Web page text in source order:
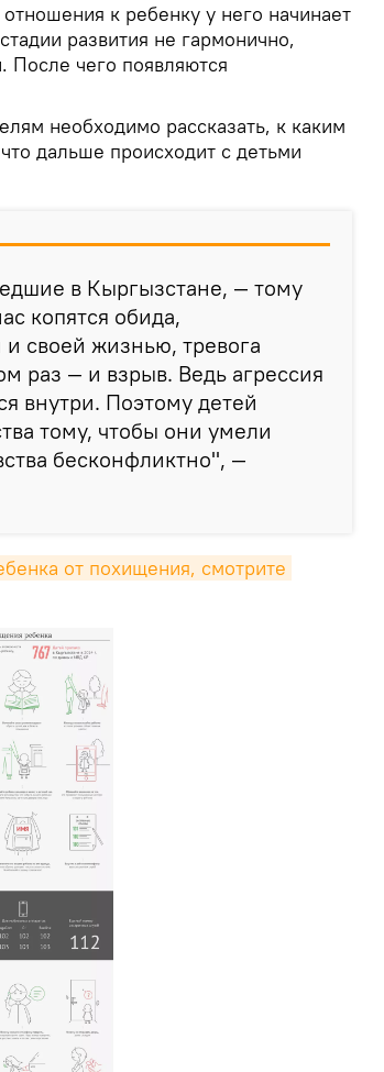
к ребенку у него начинает
развития не гармонично,
После чего появляются
необходимо рассказать, к каким
дальше происходит с детьми
в Кыргызстане, — тому
копятся обида,
и своей жизнью, тревога
раз — и взрыв. Ведь агрессия
внутри. Поэтому детей
тому, чтобы они умели
бесконфликтно", —
от похищения, смотрите